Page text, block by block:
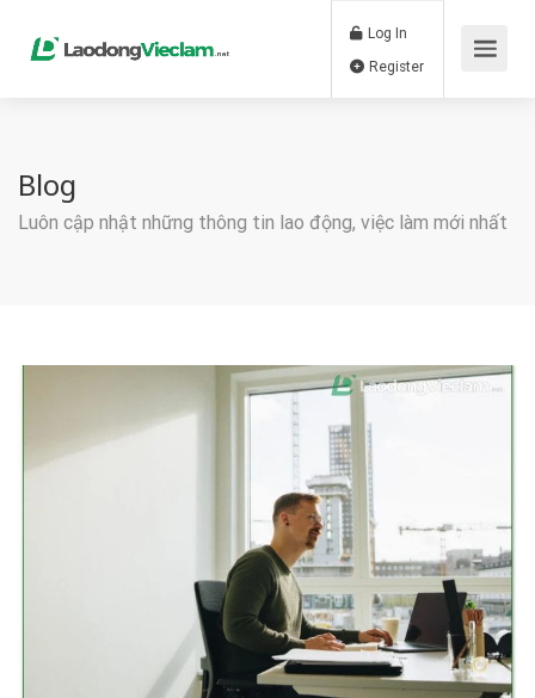
Log In
Blog
Luôn cập nhật những thông tin lao động, việc làm mới nhất